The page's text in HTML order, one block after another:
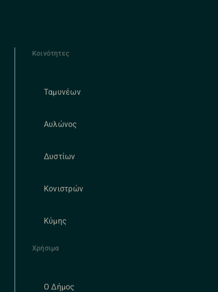
Κοινότητες
Ταμυνέων
Αυλώνος
Δυστίων
Κονιστρών
Κύμης
Χρήσιμα
Ο Δήμος